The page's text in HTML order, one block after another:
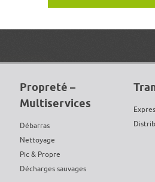
Propreté –
Multiservices
Débarras
Nettoyage
Pic & Propre
Décharges sauvages